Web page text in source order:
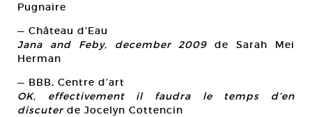
Pugnaire
— Château d’Eau
Jana and Feby, december 2009 de Sarah Mei
Herman
— BBB, Centre d’art
OK, effectivement il faudra le temps d’en
discuter de Jocelyn Cottencin